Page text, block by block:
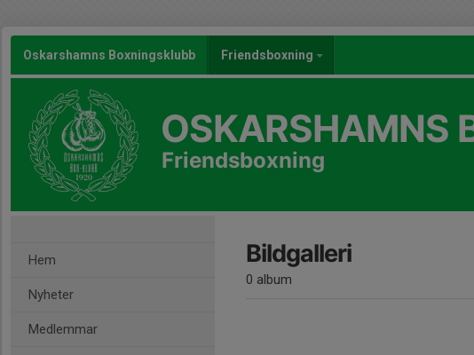
Oskarshamns Boxningsklubb Friendsboxning
OSKARSHAMNS
Friendsboxning
Hem
Nyheter
Medlemmar
Bildgalleri
0 album